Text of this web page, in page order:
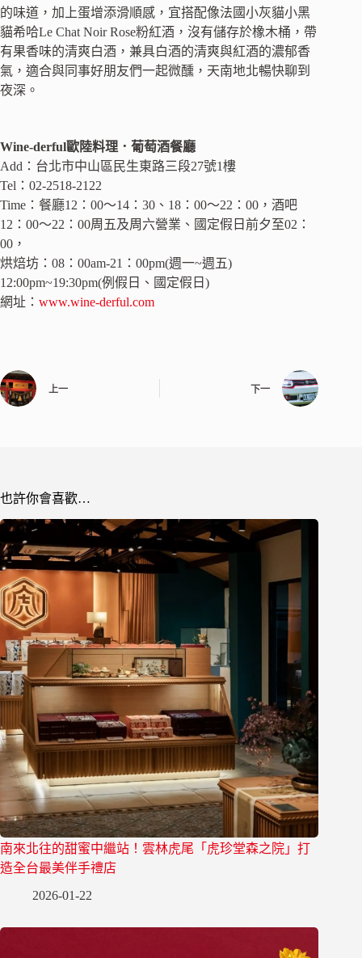
的味道，加上蛋增添滑順感，宜搭配像法國小灰貓小黑
貓希哈Le Chat Noir Rose粉紅酒，沒有儲存於橡木桶，帶
有果香味的清爽白酒，兼具白酒的清爽與紅酒的濃郁香
氣，適合與同事好朋友們一起微醺，天南地北暢快聊到
夜深。
Wine-derful歐陸料理．葡萄酒餐廳
Add：台北市中山區民生東路三段27號1樓
Tel：02-2518-2122
Time：餐廳12：00～14：30、18：00～22：00，酒吧
12：00～22：00周五及周六營業、國定假日前夕至02：
00，
烘焙坊：08：00am-21：00pm(週一~週五)
12:00pm~19:30pm(例假日、國定假日)
網址： www.wine-derful.com
上一 下一
也許你會喜歡…
南來北往的甜蜜中繼站！雲林虎尾「虎珍堂森之院」打
造全台最美伴手禮店
2026-01-22